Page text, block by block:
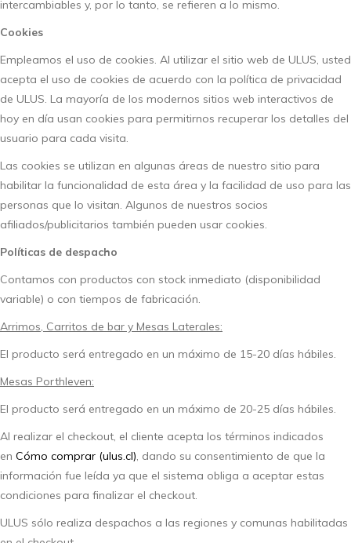
intercambiables y, por lo tanto, se refieren a lo mismo.
Cookies
Empleamos el uso de cookies. Al utilizar el sitio web de ULUS, usted
acepta el uso de cookies de acuerdo con la política de privacidad
de ULUS. La mayoría de los modernos sitios web interactivos de
hoy en día usan cookies para permitirnos recuperar los detalles del
usuario para cada visita.
Las cookies se utilizan en algunas áreas de nuestro sitio para
habilitar la funcionalidad de esta área y la facilidad de uso para las
personas que lo visitan. Algunos de nuestros socios
afiliados/publicitarios también pueden usar cookies.
Políticas de despacho
Contamos con productos con stock inmediato (disponibilidad
variable) o con tiempos de fabricación.
Arrimos, Carritos de bar y Mesas Laterales:
El producto será entregado en un máximo de 15-20 días hábiles.
Mesas Porthleven:
El producto será entregado en un máximo de 20-25 días hábiles.
Al realizar el checkout, el cliente acepta los términos indicados
en Cómo comprar (ulus.cl), dando su consentimiento de que la
información fue leída ya que el sistema obliga a aceptar estas
condiciones para finalizar el checkout.
ULUS sólo realiza despachos a las regiones y comunas habilitadas